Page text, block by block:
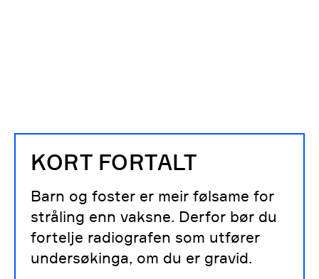
KORT FORTALT
Barn og foster er meir følsame for
stråling enn vaksne. Derfor bør du
fortelje radiografen som utfører
undersøkinga, om du er gravid.